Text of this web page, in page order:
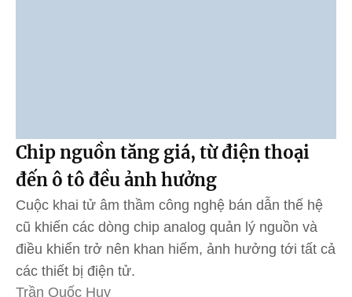
Chip nguồn tăng giá, từ điện thoại
đến ô tô đều ảnh hưởng
Cuộc khai tử âm thầm công nghệ bán dẫn thế hệ
cũ khiến các dòng chip analog quản lý nguồn và
điều khiển trở nên khan hiếm, ảnh hưởng tới tất cả
các thiết bị điện tử.
Trần Quốc Huy